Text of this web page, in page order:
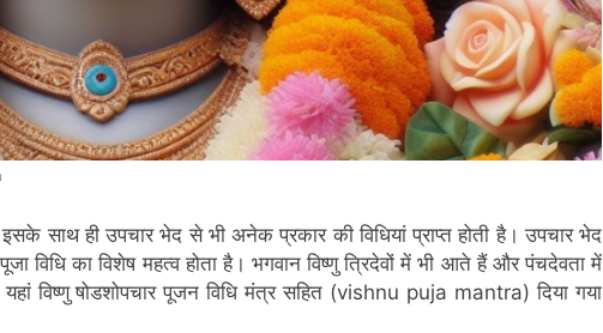
साथ ही उपचार भेद से भी अनेक प्रकार की विधियां प्राप्त होती है। उपचार भेद
विधि का विशेष महत्व होता है। भगवान विष्णु त्रिदेवों में भी आते हैं और पंचदेवता में
यहां विष्णु षोडशोपचार पूजन विधि मंत्र सहित (vishnu puja mantra) दिया गया